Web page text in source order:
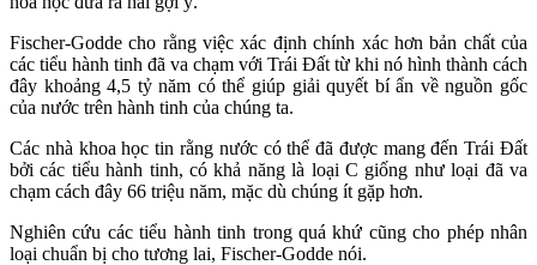
Fischer-Godde cho rằng việc xác định chính xác hơn bản chất của
các tiểu hành tinh đã va chạm với Trái Đất từ khi nó hình thành cách
đây khoảng 4,5 tỷ năm có thể giúp giải quyết bí ẩn về nguồn gốc
của nước trên hành tinh của chúng ta.
Các nhà khoa học tin rằng nước có thể đã được mang đến Trái Đất
bởi các tiểu hành tinh, có khả năng là loại C giống như loại đã va
chạm cách đây 66 triệu năm, mặc dù chúng ít gặp hơn.
Nghiên cứu các tiểu hành tinh trong quá khứ cũng cho phép nhân
loại chuẩn bị cho tương lai, Fischer-Godde nói.